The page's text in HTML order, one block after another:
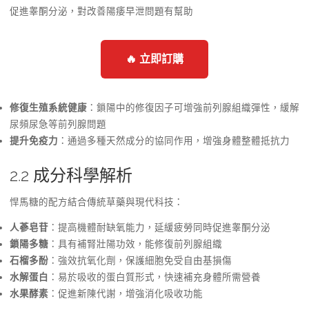
促進睾酮分泌，對改善陽痿早泄問題有幫助
🔥 立即訂購
修復生殖系統健康：鎖陽中的修復因子可增強前列腺組織彈性，緩解
尿頻尿急等前列腺問題
提升免疫力 ：通過多種天然成分的協同作用，增強身體整體抵抗力
2.2 成分科學解析
悍馬糖的配方結合傳統草藥與現代科技：
人蔘皂苷：提高機體耐缺氧能力，延緩疲勞同時促進睾酮分泌
鎖陽多糖：具有補腎壯陽功效，能修復前列腺組織
石榴多酚：強效抗氧化劑，保護細胞免受自由基損傷
水解蛋白 ：易於吸收的蛋白質形式，快速補充身體所需營養
水果酵素：促進新陳代謝，增強消化吸收功能